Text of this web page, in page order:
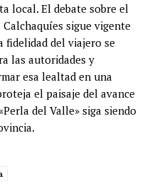
local. El debate sobre el
sigue vigente
fidelidad del viajero se
las autoridades y
esa lealtad en una
el paisaje del avance
del Valle» siga siendo